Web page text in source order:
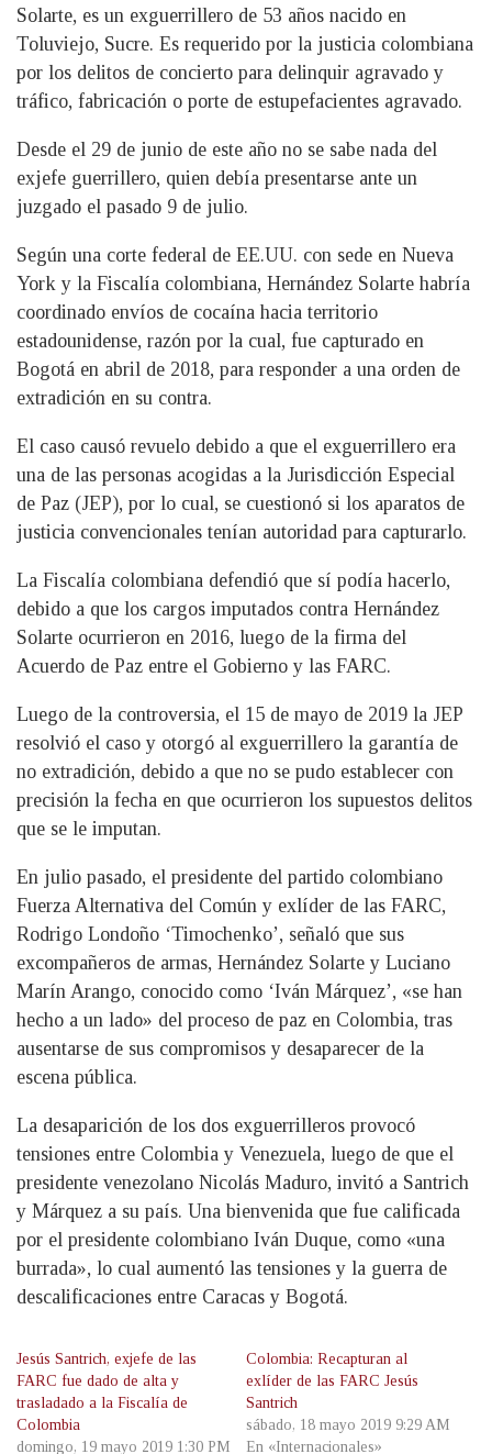
Solarte, es un exguerrillero de 53 años nacido en
Toluviejo, Sucre. Es requerido por la justicia colombiana
por los delitos de concierto para delinquir agravado y
tráfico, fabricación o porte de estupefacientes agravado.
Desde el 29 de junio de este año no se sabe nada del
exjefe guerrillero, quien debía presentarse ante un
juzgado el pasado 9 de julio.
Según una corte federal de EE.UU. con sede en Nueva
York y la Fiscalía colombiana, Hernández Solarte habría
coordinado envíos de cocaína hacia territorio
estadounidense, razón por la cual, fue capturado en
Bogotá en abril de 2018, para responder a una orden de
extradición en su contra.
El caso causó revuelo debido a que el exguerrillero era
una de las personas acogidas a la Jurisdicción Especial
de Paz (JEP), por lo cual, se cuestionó si los aparatos de
justicia convencionales tenían autoridad para capturarlo.
La Fiscalía colombiana defendió que sí podía hacerlo,
debido a que los cargos imputados contra Hernández
Solarte ocurrieron en 2016, luego de la firma del
Acuerdo de Paz entre el Gobierno y las FARC.
Luego de la controversia, el 15 de mayo de 2019 la JEP
resolvió el caso y otorgó al exguerrillero la garantía de
no extradición, debido a que no se pudo establecer con
precisión la fecha en que ocurrieron los supuestos delitos
que se le imputan.
En julio pasado, el presidente del partido colombiano
Fuerza Alternativa del Común y exlíder de las FARC,
Rodrigo Londoño ‘Timochenko’, señaló que sus
excompañeros de armas, Hernández Solarte y Luciano
Marín Arango, conocido como ‘Iván Márquez’, «se han
hecho a un lado» del proceso de paz en Colombia, tras
ausentarse de sus compromisos y desaparecer de la
escena pública.
La desaparición de los dos exguerrilleros provocó
tensiones entre Colombia y Venezuela, luego de que el
presidente venezolano Nicolás Maduro, invitó a Santrich
y Márquez a su país. Una bienvenida que fue calificada
por el presidente colombiano Iván Duque, como «una
burrada», lo cual aumentó las tensiones y la guerra de
descalificaciones entre Caracas y Bogotá.
Jesús Santrich, exjefe de las
FARC fue dado de alta y
trasladado a la Fiscalía de
Colombia
domingo, 19 mayo 2019 1:30 PM
Colombia: Recapturan al
exlíder de las FARC Jesús
Santrich
sábado, 18 mayo 2019 9:29 AM
En «Internacionales»